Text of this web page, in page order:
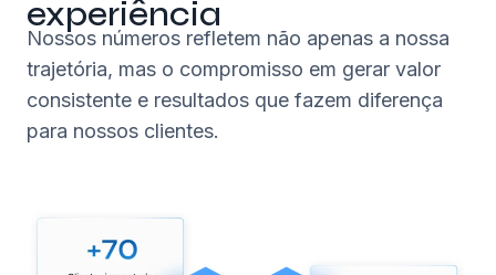
experiência
Nossos números refletem não apenas a nossa
trajetória, mas o compromisso em gerar valor
consistente e resultados que fazem diferença
para nossos clientes.